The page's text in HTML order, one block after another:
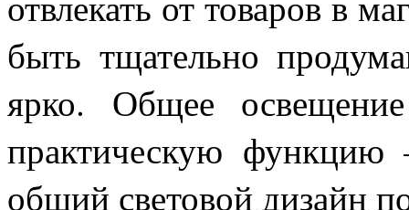
быть тщательно
ярко. Общее
практическую функцию
общий световой дизайн